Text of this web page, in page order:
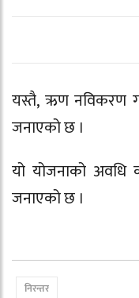
यस्तै, ऋण नविकरण
जनाएको छ ।
यो योजनाको अवधि
जनाएको छ ।
निरन्तर